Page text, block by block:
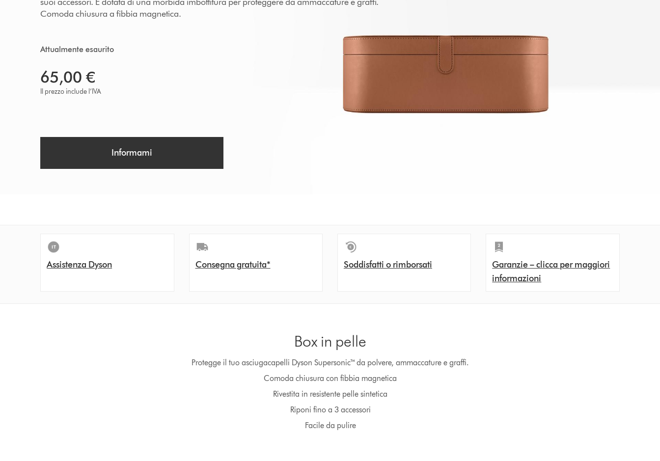
Comoda chiusura a fibbia magnetica.
Attualmente esaurito
65,00 €
Il prezzo include l’IVA
Informami
Assistenza Dyson Consegna gratuita* Soddisfatti o rimborsati
Garanzie – clicca per maggiori
informazioni
Box in pelle
Protegge il tuo asciugacapelli Dyson Supersonic™ da polvere, ammaccature e graffi.
Comoda chiusura con fibbia magnetica
Rivestita in resistente pelle sintetica
Riponi fino a 3 accessori
Facile da pulire